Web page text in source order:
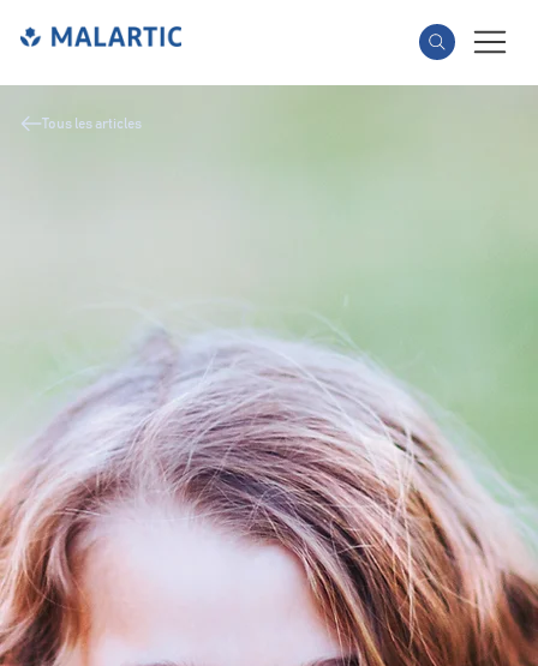
Tous les articles